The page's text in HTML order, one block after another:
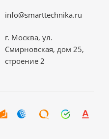
info@smarttechnika.ru
г. Москва, ул.
Смирновская, дом 25,
строение 2